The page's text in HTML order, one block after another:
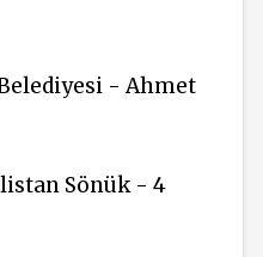
- Ahmet
Sönük - 4